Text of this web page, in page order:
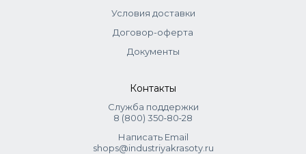
Условия доставки
Договор-оферта
Документы
Контакты
Служба поддержки
8 (800) 350‑80‑28
Написать Email
shops@industriyakrasoty.ru